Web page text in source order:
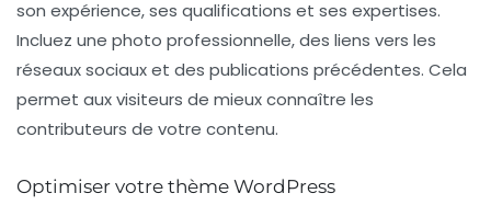
son expérience, ses qualifications et ses expertises.
Incluez une photo professionnelle, des liens vers les
réseaux sociaux et des publications précédentes. Cela
permet aux visiteurs de mieux connaître les
contributeurs de votre contenu.
Optimiser votre thème WordPress